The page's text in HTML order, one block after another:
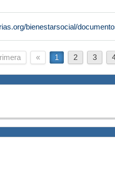
bienestarsocial/
« 1 2 3